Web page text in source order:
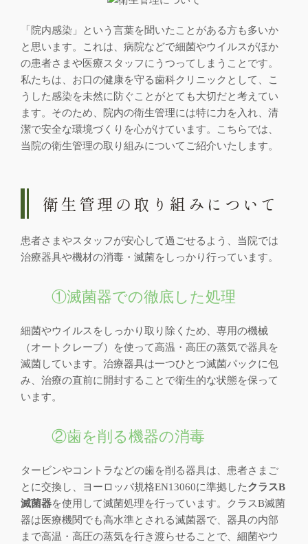
「院内感染」という言葉を聞いたことがある方も多いか
と思います。これは、病院などで細菌やウイルスがほか
の患者さまや医療スタッフにうつってしまうことです。
私たちは、お口の健康を守る歯科クリニックとして、こ
うした感染を未然に防ぐことがとても大切だと考えてい
ます。そのため、院内の衛生管理には特に力を入れ、清
潔で安全な環境づくりを心がけています。こちらでは、
当院の衛生管理の取り組みについてご紹介いたします。
衛生管理の取り組みについて
患者さまやスタッフが安心して過ごせるよう、当院では
治療器具や機材の消毒・滅菌をしっかり行っています。
①滅菌器での徹底した処理
細菌やウイルスをしっかり取り除くため、専用の機械
（オートクレーブ）を使って高温・高圧の蒸気で器具を
滅菌しています。治療器具は一つひとつ滅菌パックに包
み、治療の直前に開封することで衛生的な状態を保って
います。
②歯を削る機器の消毒
タービンやコントラなどの歯を削る器具は、患者さまご
とに交換し、ヨーロッパ規格EN13060に準拠したクラスB
滅菌器を使用して滅菌処理を行っています。クラスB滅菌
器は医療機関でも高水準とされる滅菌器で、器具の内部
まで高温・高圧の蒸気を行き渡らせることで、細菌やウ